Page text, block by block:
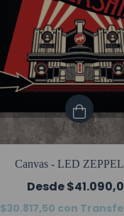
Canvas - LED
$30.817,50 con